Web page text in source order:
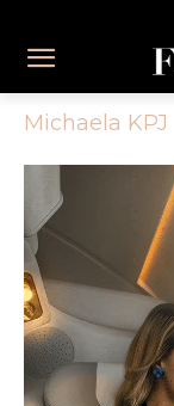
Michaela KPJ